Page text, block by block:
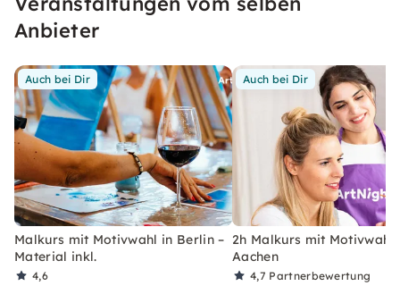
Anbieter
Auch bei Dir
Malkurs mit Motivwahl in Berlin –
Material inkl.
4,6
Auch bei Dir
2h Malkurs mit Motivwahl
Aachen
4,7 Partnerbewertung